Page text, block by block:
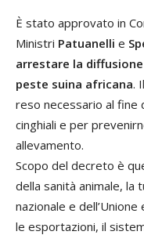
È stato approvato in
Ministri Patuanelli e
arrestare la
peste suina africana.
reso necessario al fine
cinghiali e per
allevamento.
Scopo del decreto è
della sanità animale, la
nazionale e
le esportazioni, il